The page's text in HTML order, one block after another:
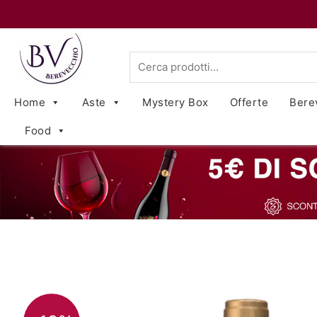
Home Aste Mystery Box Offerte
Food
Cerca: